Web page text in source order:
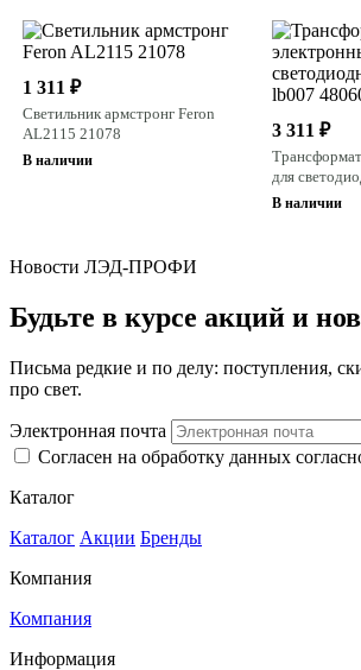
1 311 ₽
Светильник армстронг Feron
AL2115 21078
В наличии
3 311 ₽
для
lb007 48060
В наличии
Новости ЛЭД-ПРОФИ
Будьте в курсе акций и
Письма редкие и по делу: поступления,
про свет.
Электронная почта
Согласен на обработку данных
Каталог
Каталог Акции Бренды
Компания
Компания
Информация